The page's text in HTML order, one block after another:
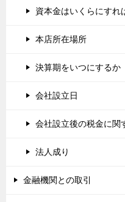
資本金はいくらにすれ
本店所在場所
決算期をいつにするか
会社設立日
会社設立後の税金に関
法人成り
金融機関との取引